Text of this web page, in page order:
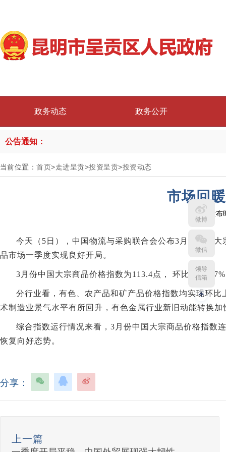
政务动态 政务公开
公告通知：
微博
微信
领导
信箱
当前位置：首页>走进呈贡>投资呈贡>投资动态
市场回
发
今天（5日），中国物流与采购联合会公布3月份中国
品市场一季度实现良好开局。
3月份中国大宗商品价格指数为113.4点， 环比上涨
分行业看，有色、农产品和矿产品价格指数均实现环
术制造业景气水平有所回升，有色金属行业新旧动能转换
综合指数运行情况来看，3月份中国大宗商品价格指数
恢复向好态势。
分享：
上一篇